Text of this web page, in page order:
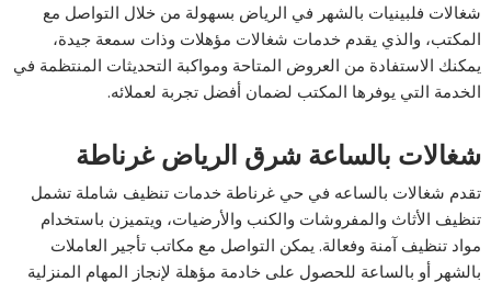
شغالات فلبينيات بالشهر في الرياض بسهولة من خلال التواصل مع
المكتب، والذي يقدم خدمات شغالات مؤهلات وذات سمعة جيدة،
يمكنك الاستفادة من العروض المتاحة ومواكبة التحديثات المنتظمة في
الخدمة التي يوفرها المكتب لضمان أفضل تجربة لعملائه.
شغالات بالساعة شرق الرياض غرناطة
تقدم شغالات بالساعه في حي غرناطة خدمات تنظيف شاملة تشمل
تنظيف الأثاث والمفروشات والكنب والأرضيات، ويتميزن باستخدام
مواد تنظيف آمنة وفعالة. يمكن التواصل مع مكاتب تأجير العاملات
بالشهر أو بالساعة للحصول على خادمة مؤهلة لإنجاز المهام المنزلية